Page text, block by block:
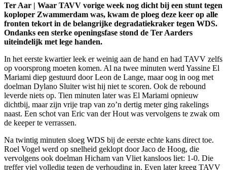
Ter Aar | Waar TAVV vorige week nog dicht bij een stunt tegen
koploper Zwammerdam was, kwam de ploeg deze keer op alle
fronten tekort in de belangrijke degradatiekraker tegen WDS.
Ondanks een sterke openingsfase stond de Ter Aarders
uiteindelijk met lege handen.
In het eerste kwartier leek er weinig aan de hand en had TAVV zelfs
op voorsprong moeten komen. Al na twee minuten werd Yassine El
Mariami diep gestuurd door Leon de Lange, maar oog in oog met
doelman Dylano Sluiter wist hij niet te scoren. Ook de rebound
leverde niets op. Tien minuten later was El Mariami opnieuw
dichtbij, maar zijn vrije trap van zo’n dertig meter ging rakelings
naast. Een schot van Eric van der Hout was vervolgens te zwak om
de keeper te verrassen.
Na twintig minuten sloeg WDS bij de eerste echte kans direct toe.
Roel Vogel werd op snelheid geklopt door Jaco de Hoog, die
vervolgens ook doelman Hicham van Vliet kansloos liet: 1-0. Die
treffer viel volledig tegen de verhouding in. Even later kreeg TAVV